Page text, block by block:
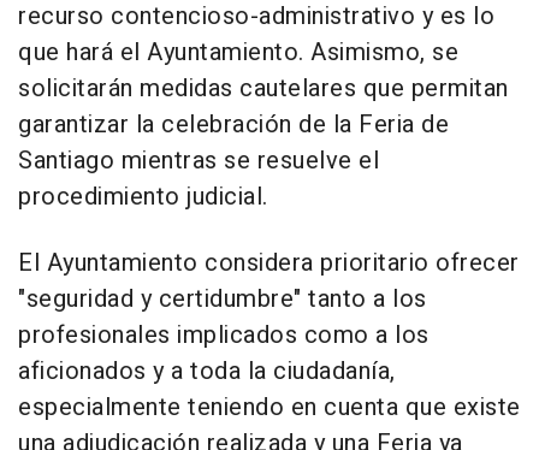
recurso contencioso-administrativo y es lo
que hará el Ayuntamiento. Asimismo, se
solicitarán medidas cautelares que permitan
garantizar la celebración de la Feria de
Santiago mientras se resuelve el
procedimiento judicial.
El Ayuntamiento considera prioritario ofrecer
"seguridad y certidumbre" tanto a los
profesionales implicados como a los
aficionados y a toda la ciudadanía,
especialmente teniendo en cuenta que existe